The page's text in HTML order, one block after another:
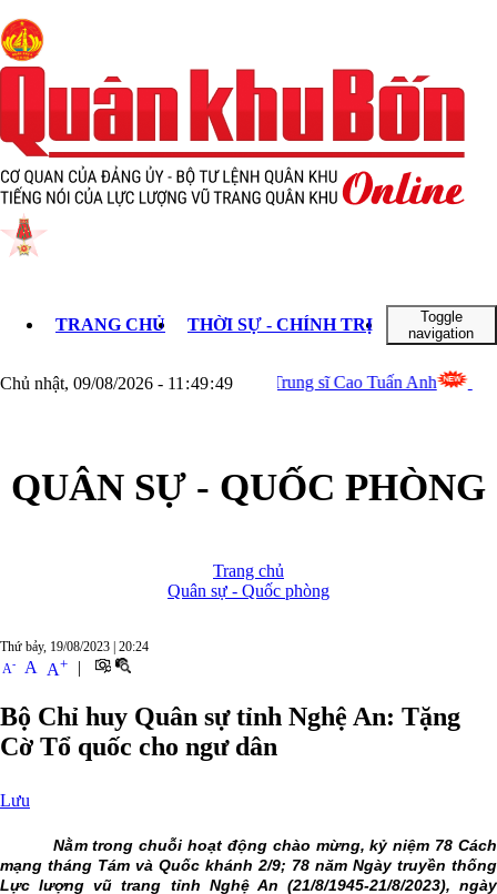
TRANG CHỦ THỜI SỰ - CHÍNH TRỊ KHOA
Toggle
navigation
ra đi
Chủ nhật, 09/08/2026 - 11 :49:50
Ba tới thân nhân của Trung sĩ Cao Tuấn Anh Ban Chỉ
QUÂN SỰ - QUỐC PHÒNG
Trang chủ
Quân sự - Quốc phòng
Thứ bảy, 19/08/2023 20:24
A- A A+ |
Bộ Chỉ huy Quân sự tỉnh Nghệ An: Tặng
Cờ Tổ quốc cho ngư dân
Lưu
Nằm trong chuỗi hoạt động chào mừng, kỷ niệm 78 Cách
mạng tháng Tám và Quốc khánh 2/9; 78 năm Ngày truyền thống
Lực lượng vũ trang tỉnh Nghệ An (21/8/1945-21/8/2023), ngày